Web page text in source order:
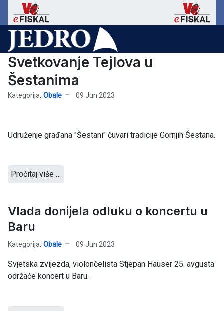
Svetkovanje Tejlova u
Šestanima
Kategorija: Obale 09 Jun 2023
Udruženje građana "Šestani" čuvari tradicije Gornjih Šestana.
Pročitaj više …
Vlada donijela odluku o koncertu u
Baru
Kategorija: Obale 09 Jun 2023
Svjetska zvijezda, violončelista Stjepan Hauser 25. avgusta
održaće koncert u Baru.